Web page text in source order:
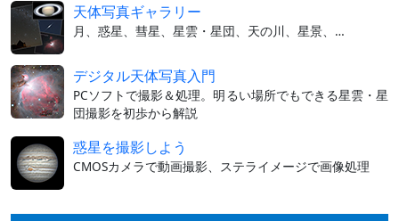
天体写真ギャラリー
月、惑星、彗星、星雲・星団、天の川、星景、…
デジタル天体写真入門
PCソフトで撮影＆処理。明るい場所でもできる星雲・星
団撮影を初歩から解説
惑星を撮影しよう
CMOSカメラで動画撮影、ステライメージで画像処理